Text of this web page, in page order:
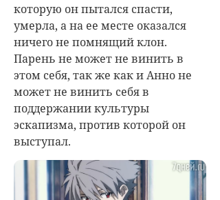
которую он пытался спасти,
умерла, а на ее месте оказался
ничего не помнящий клон.
Парень не может не винить в
этом себя, так же как и Анно не
может не винить себя в
поддержании культуры
эскапизма, против которой он
выступал.